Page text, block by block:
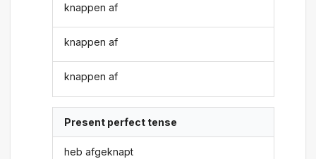
knappen af
knappen af
knappen af
Present perfect tense
heb afgeknapt